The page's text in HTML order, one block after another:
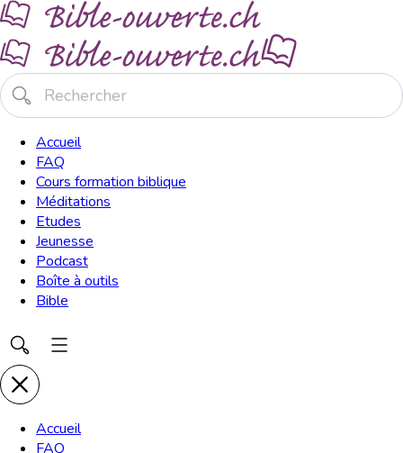
Accueil
FAQ
Cours formation biblique
Méditations
Etudes
Jeunesse
Podcast
Boîte à outils
Bible
Accueil
FAQ